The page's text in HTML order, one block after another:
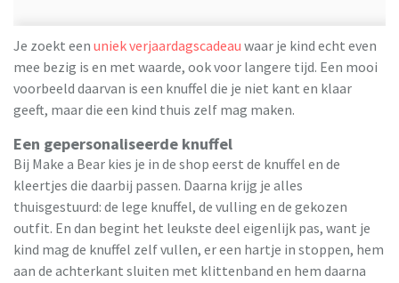
Je zoekt een uniek verjaardagscadeau waar je kind echt even
mee bezig is en met waarde, ook voor langere tijd. Een mooi
voorbeeld daarvan is een knuffel die je niet kant en klaar
geeft, maar die een kind thuis zelf mag maken.
Een gepersonaliseerde knuffel
Bij Make a Bear kies je in de shop eerst de knuffel en de
kleertjes die daarbij passen. Daarna krijg je alles
thuisgestuurd: de lege knuffel, de vulling en de gekozen
outfit. En dan begint het leukste deel eigenlijk pas, want je
kind mag de knuffel zelf vullen, er een hartje in stoppen, hem
aan de achterkant sluiten met klittenband en hem daarna